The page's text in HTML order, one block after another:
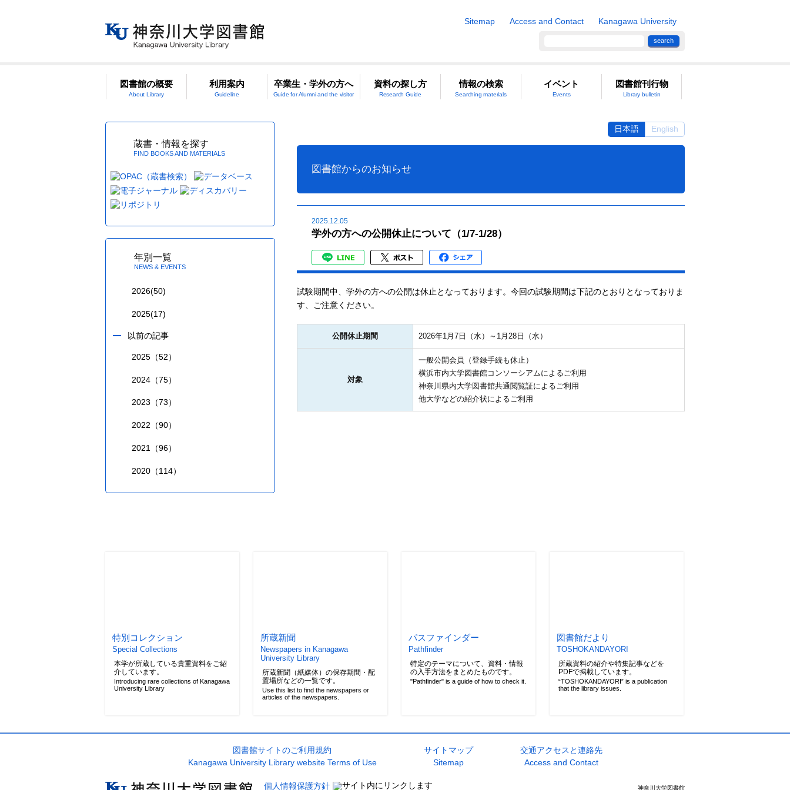
Sitemap Access and Contact Kanagawa University
search
図書館の概要
About Library
利用案内
Guideline
卒業生・学外の方へ
Guide for Alumni and the visitor
資料の探し方
Research Guide
情報の検索
Searching materials
イベント
Events
図書館刊行物
Library bulletin
日本語 English
蔵書・情報を探す
FIND BOOKS AND MATERIALS
年別一覧
NEWS & EVENTS
2026(50)
2025(17)
以前の記事
2025（52）
2024（75）
2023（73）
2022（90）
2021（96）
2020（114）
図書館からのお知らせ
2025.12.05
学外の方への公開休止について（1/7-1/28）
試験期間中、学外の方への公開は休止となっております。今回の試験期間は下記のとおりとなっておりま
す、ご注意ください。
公開休止期間 2026年1月7日（水）～1月28日（水）
対象
一般公開会員（登録手続も休止）
横浜市内大学図書館コンソーシアムによるご利用
神奈川県内大学図書館共通閲覧証によるご利用
他大学などの紹介状によるご利用
特別コレクション
Special Collections
本学が所蔵している貴重資料をご紹
介しています。
Introducing rare collections of Kanagawa
University Library
所蔵新聞
Newspapers in Kanagawa
University Library
所蔵新聞（紙媒体）の保存期間・配
置場所などの一覧です。
Use this list to find the newspapers or
articles of the newspapers.
パスファインダー
Pathfinder
特定のテーマについて、資料・情報
の入手方法をまとめたものです。
"Pathfinder" is a guide of how to check it.
図書館だより
TOSHOKANDAYORI
所蔵資料の紹介や特集記事などを
PDFで掲載しています。
“TOSHOKANDAYORI” is a publication
that the library issues.
図書館サイトのご利用規約
Kanagawa University Library website Terms of Use
サイトマップ
Sitemap
交通アクセスと連絡先
Access and Contact
神奈川大学図書館
個人情報保護方針